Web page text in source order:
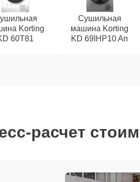
Korting
60T81
Сушильная
машина Korting
KD 69IHP10 An
расчет